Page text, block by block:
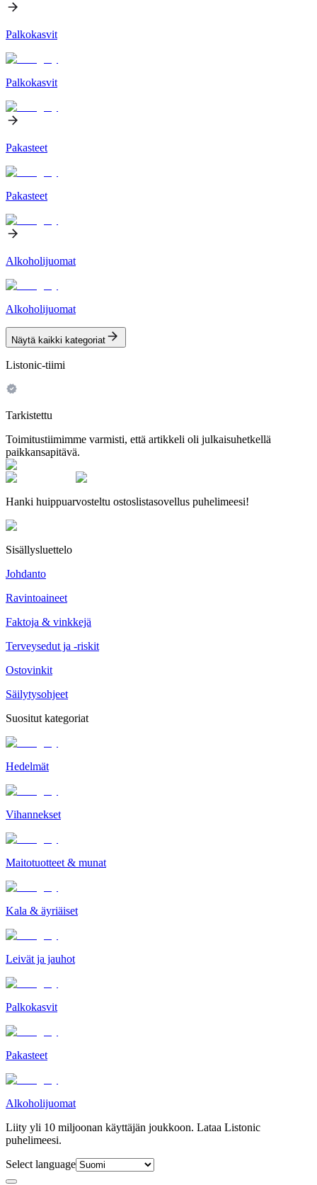
Palkokasvit
Palkokasvit
Pakasteet
Pakasteet
Alkoholijuomat
Alkoholijuomat
Näytä kaikki kategoriat
Listonic-tiimi
Tarkistettu
Toimitustiimimme varmisti, että artikkeli oli julkaisuhetkellä
paikkansapitävä.
Hanki huippuarvosteltu ostoslistasovellus puhelimeesi!
Sisällysluettelo
Johdanto
Ravintoaineet
Faktoja & vinkkejä
Terveysedut ja -riskit
Ostovinkit
Säilytysohjeet
Suositut kategoriat
Hedelmät
Vihannekset
Maitotuotteet & munat
Kala & äyriäiset
Leivät ja jauhot
Palkokasvit
Pakasteet
Alkoholijuomat
Liity yli 10 miljoonan käyttäjän joukkoon. Lataa Listonic
puhelimeesi.
Select language